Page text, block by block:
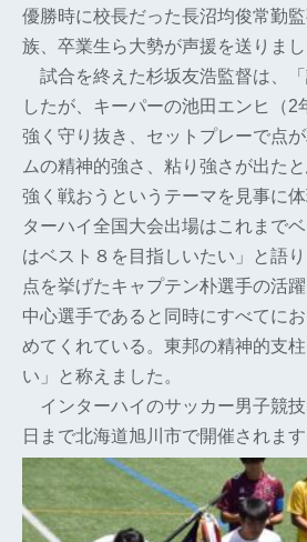
優勝時に校長だった長沼均俊常勤
族、卒業生ら大勢が声援を送りまし
試合を終えた杉坂友浩監督は、
したが、キーパーの池田エンヒ（2
強く守り抜き、セットプレーで点
ムの精神的強さ、粘り強さが出た
強く戦おうというテーマを見事に
ターハイ全国大会出場はこれまで
はベスト８を目指しいたい」と語
点を挙げたキャプテン朴選手の活
中心選手であると同時にすべてに
めてくれている。東邦の精神的支
い」と称えました。
インターハイのサッカー男子競
日まで北海道旭川市で開催されます